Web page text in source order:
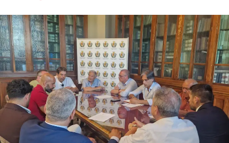
AMBIENTE
SOCIETÀ
CULTURA
ECONOMIA E LAVORO
EVENTI
SPORT